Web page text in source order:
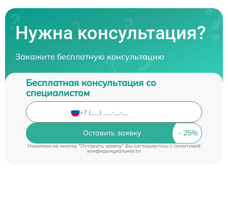
Нужна консультация?
Закажите бесплатную консультацию
Бесплатная консультация со
специалистом
Оставить заявку
Нажимая на кнопку "Оставить заявку" Вы соглашаетесь c политикой
конфиденциальности